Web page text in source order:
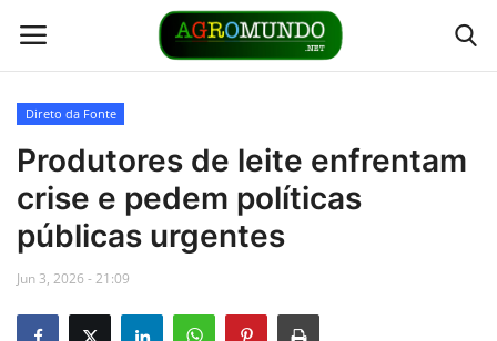
Home
Contato
Direto da Fonte
Direto da Fonte
Produtores de leite enfrentam
crise e pedem políticas
públicas urgentes
Jun 3, 2026 - 21:09